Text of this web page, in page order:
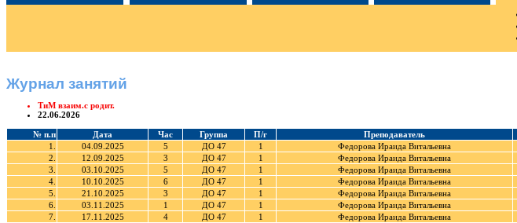
Журнал занятий
ТиМ взаим.с родит.
22.06.2026
№ п.п Дата Час Группа П/г Преподаватель
1.
04.09.2025 5 ДО 47 1 Федорова Ираида Витальевна
2.
12.09.2025 3 ДО 47 1 Федорова Ираида Витальевна
3.
03.10.2025 5 ДО 47 1 Федорова Ираида Витальевна
4.
10.10.2025 6 ДО 47 1 Федорова Ираида Витальевна
5.
21.10.2025 3 ДО 47 1 Федорова Ираида Витальевна
6.
03.11.2025 1 ДО 47 1
Федорова Ираида Витальевна
7.
17.11.2025 4 ДО 47 1 Федорова Ираида Витальевна